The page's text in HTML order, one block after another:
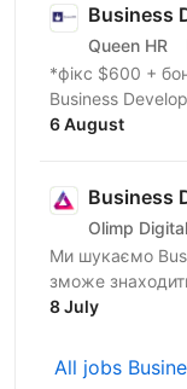
Business
Queen HR
*фікс $600 +
Business
з клієнтами на
6 August
Business
Olimp Digital
Ми шукаємо
зможе
компанії,
8 July
All jobs